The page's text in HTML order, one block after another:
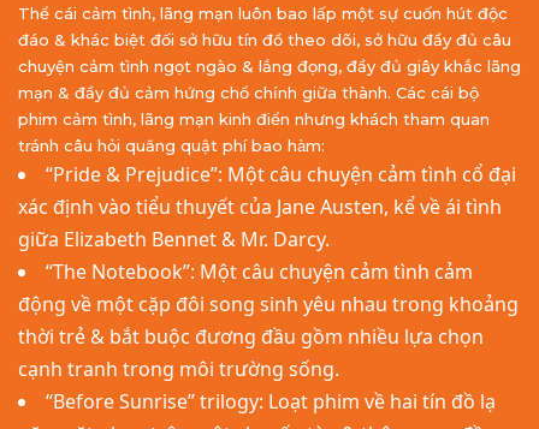
Thể cái cảm tình, lãng mạn luôn bao lấp một sự cuốn hút độc
đáo & khác biệt đối sở hữu tín đồ theo dõi, sở hữu đầy đủ câu
chuyện cảm tình ngọt ngào & lắng đọng, đầy đủ giây khắc lãng
mạn & đầy đủ cảm hứng chổ chính giữa thành. Các cái bộ
phim cảm tình, lãng mạn kinh điển nhưng khách tham quan
tránh câu hỏi quăng quật phí bao hàm:
“Pride & Prejudice”: Một câu chuyện cảm tình cổ đại
xác định vào tiểu thuyết của Jane Austen, kể về ái tình
giữa Elizabeth Bennet & Mr. Darcy.
“The Notebook”: Một câu chuyện cảm tình cảm
động về một cặp đôi song sinh yêu nhau trong khoảng
thời trẻ & bắt buộc đương đầu gồm nhiều lựa chọn
cạnh tranh trong môi trường sống.
“Before Sunrise” trilogy: Loạt phim về hai tín đồ lạ